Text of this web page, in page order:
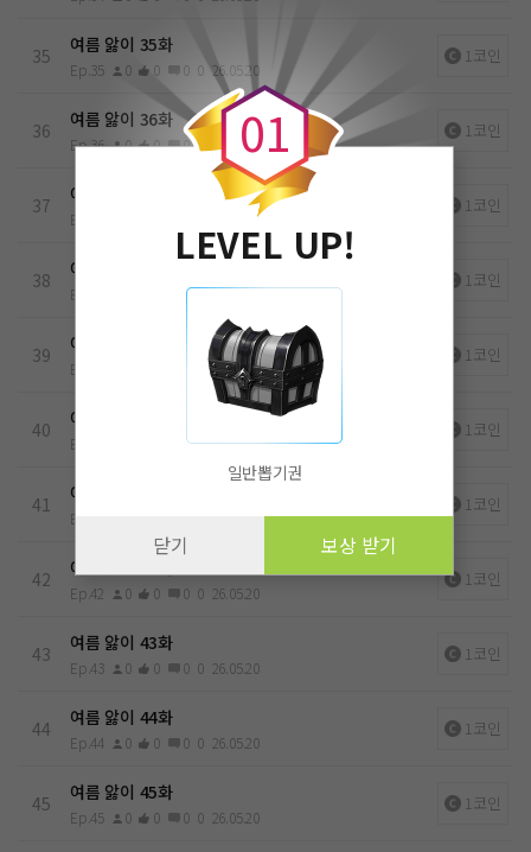
35 여름 앓이 35화
Ep.35 0 0 0 0 26.05.20
1코인
36 여름 앓이 36화
Ep.36 0 0 0 0 26.05.20
1코인
37 여름 앓이 37화
Ep.37 26.05.20
1코인
38 여름 앓이 38화
Ep.38 0 0 26.05.20
1코인
39 여름 앓이 39화
Ep.39 26.05.20
1코인
40 여름 앓이 40화
Ep.40 0 0 26.05.20
1코인
41 여름 앓이 41화
Ep.41
1코인
42 여름 앓이 42화
Ep.42 0 0 0 0 26.05.20
1코인
43 여름 앓이 43화
Ep.43 0 0 0 0 26.05.20
1코인
44 여름 앓이 44화
Ep.44 0 0 0 0 26.05.20
1코인
45 여름 앓이 45화
Ep.45 0 0 0 0 26.05.20
1코인
0
0
1
LEVEL UP!
일반뽑기권
닫기 보상 받기